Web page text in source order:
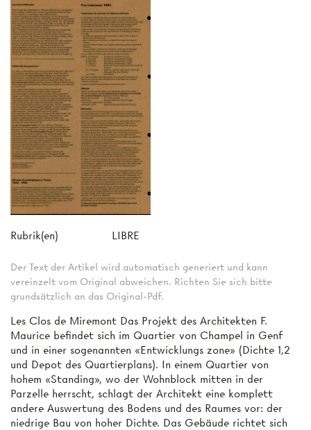
Rubrik(en) LIBRE
Der Text der Artikel wird automatisch generiert und kann
vereinzelt vom Original abweichen. Richten Sie sich bitte
grundsätzlich an das Original-Pdf.
Les Clos de Miremont Das Projekt des Architekten F.
Maurice befindet sich im Quartier von Champel in Genf
und in einer sogenannten «Entwicklungs­ zone» (Dichte 1,2
und Depot des Quartierplans). In einem Quartier von
hohem «Standing», wo der Wohnblock mitten in der
Parzelle herrscht, schlagt der Architekt eine komplett
andere Auswertung des Bodens und des Raumes vor: der
niedrige Bau von hoher Dichte. Das Gebäude richtet sich